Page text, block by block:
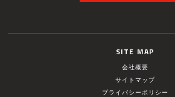
SITE MAP
会社概要
サイトマップ
プライバシーポリシー